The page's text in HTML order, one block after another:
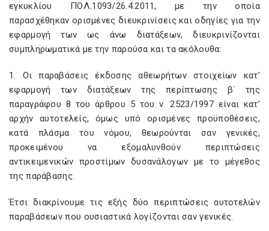
εγκυκλίου ΠΟΛ.1093/26.4.2011, με την οποία
παρασχέθηκαν ορισμένες διευκρινίσεις και οδηγίες για την
εφαρμογή των ως άνω διατάξεων, διευκρινίζονται
συμπληρωματικά με την παρούσα και τα ακόλουθα:
1. Οι παραβάσεις έκδοσης αθεωρήτων στοιχείων κατ’
εφαρμογή των διατάξεων της περίπτωσης β΄ της
παραγράφου 8 του άρθρου 5 του ν. 2523/1997 είναι κατ’
αρχήν αυτοτελείς, όμως υπό ορισμένες προϋποθέσεις,
κατά πλάσμα του νόμου, θεωρούνται σαν γενικές,
προκειμένου να εξομαλυνθούν περιπτώσεις
αντικειμενικών προστίμων δυσανάλογων με το μέγεθος
της παράβασης.
Έτσι διακρίνουμε τις εξής δύο περιπτώσεις αυτοτελών
παραβάσεων που ουσιαστικά λογίζονται σαν γενικές.